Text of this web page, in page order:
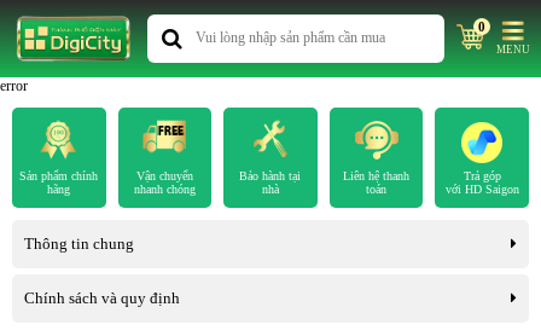
0
MENU
error
Sản phẩm chính
hãng
Vận chuyển
nhanh chóng
Bảo hành tại
nhà
Liên hệ thanh
toán
Trả góp
với HD Saigon
Thông tin chung
Chính sách và quy định